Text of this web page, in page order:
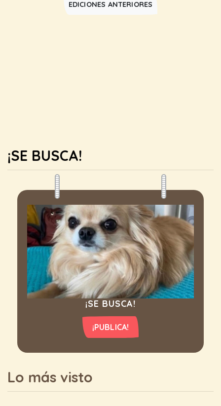
EDICIONES ANTERIORES
¡SE BUSCA!
¡SE BUSCA!
¡PUBLICA!
Lo más visto